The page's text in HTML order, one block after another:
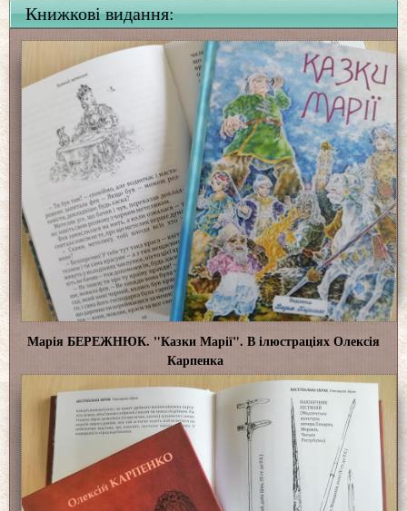
Книжкові видання:
Марія БЕРЕЖНЮК. "Казки Марії". В ілюстраціях Олексія
Карпенка